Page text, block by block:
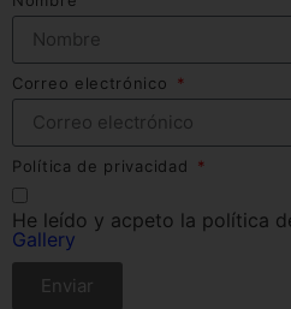
Correo electrónico
Política de privacidad
He leído y acpeto la política
Gallery
Enviar